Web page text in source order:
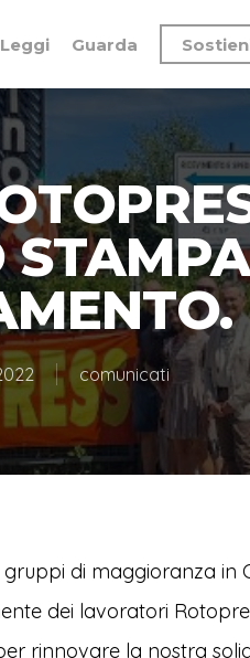
Leggi Guarda
comunicati
di maggioranza in
dei lavoratori
rinnovare la nostra